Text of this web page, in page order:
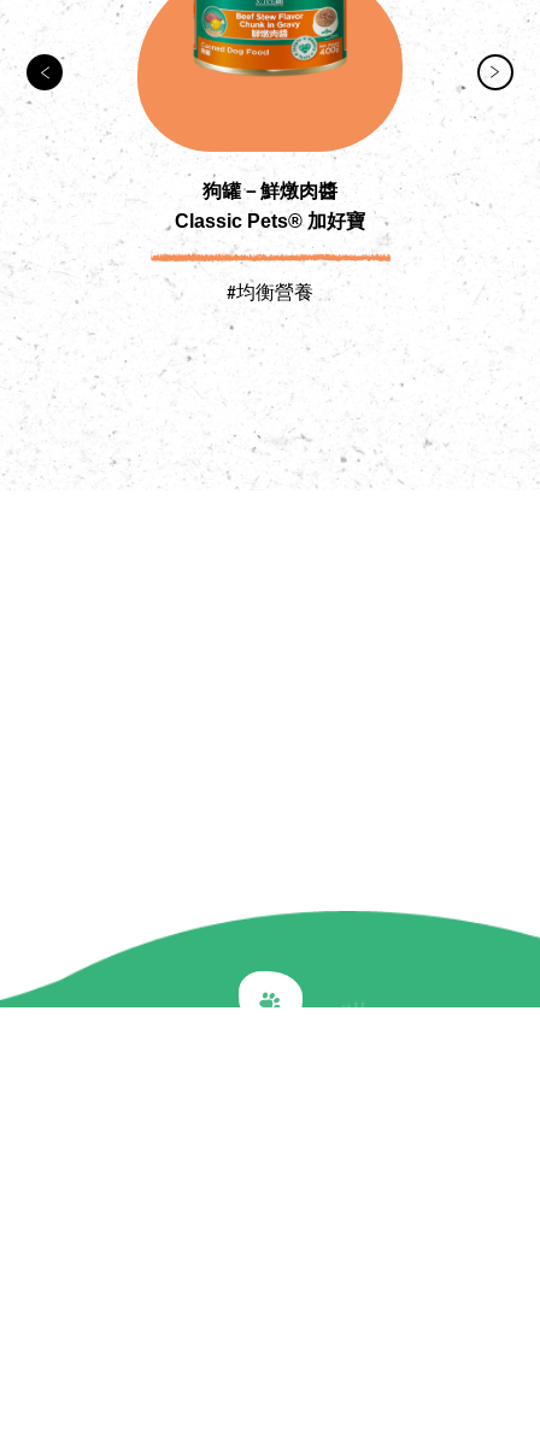
狗罐－鮮燉肉醬
Classic Pets® 加好寶
#均衡營養